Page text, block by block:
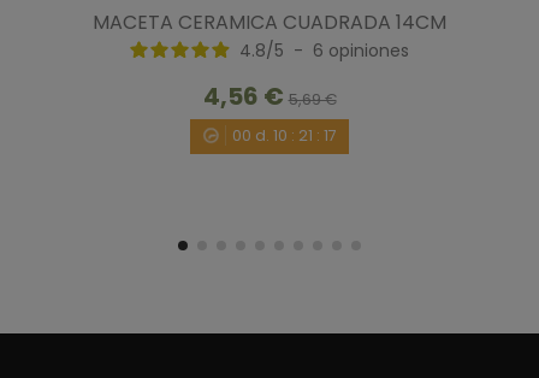
MACETA CERAMICA CUADRADA 14CM
4.8/5 - 6 opiniones
4,56 €5,69 €
00 d. 10 : 21 : 16